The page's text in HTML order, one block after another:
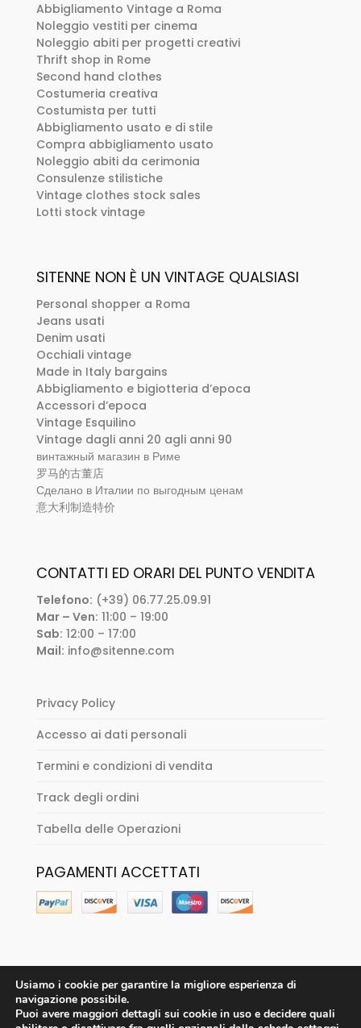
Abbigliamento Vintage a Roma
Noleggio vestiti per cinema
Noleggio abiti per progetti creativi
Thrift shop in Rome
Second hand clothes
Costumeria creativa
Costumista per tutti
Abbigliamento usato e di stile
Compra abbigliamento usato
Noleggio abiti da cerimonia
Consulenze stilistiche
Vintage clothes stock sales
Lotti stock vintage
SITENNE NON È UN VINTAGE QUALSIASI
Personal shopper a Roma
Jeans usati
Denim usati
Occhiali vintage
Made in Italy bargains
Abbigliamento e bigiotteria d’epoca
Accessori d’epoca
Vintage Esquilino
Vintage dagli anni 20 agli anni 90
винтажный магазин в Риме
罗马的古董店
Сделано в Италии по выгодным ценам
意大利制造特价
CONTATTI ED ORARI DEL PUNTO VENDITA
Telefono: (+39) 06.77.25.09.91
Mar – Ven: 11:00 – 19:00
Sab: 12:00 – 17:00
Mail: info@sitenne.com
Privacy Policy
Accesso ai dati personali
Termini e condizioni di vendita
Track degli ordini
Tabella delle Operazioni
PAGAMENTI ACCETTATI
Usiamo i cookie per garantire la migliore esperienza di
navigazione possibile.
Puoi avere maggiori dettagli sui cookie in uso e decidere quali